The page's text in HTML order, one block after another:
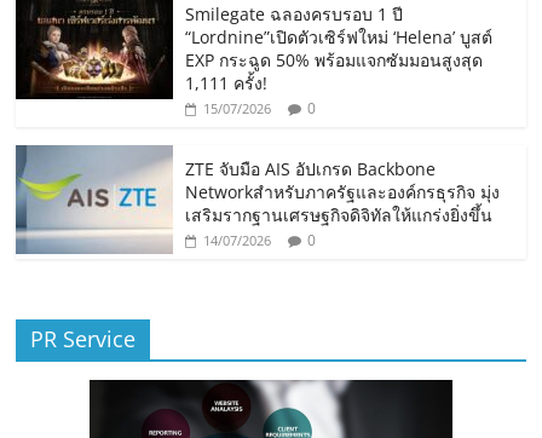
Smilegate ฉลองครบรอบ 1 ปี
“Lordnine”เปิดตัวเซิร์ฟใหม่ ‘Helena’ บูสต์
EXP กระฉูด 50% พร้อมแจกซัมมอนสูงสุด
1,111 ครั้ง!
15/07/2026 0
ZTE จับมือ AIS อัปเกรด Backbone
Networkสำหรับภาครัฐและองค์กรธุรกิจ มุ่ง
เสริมรากฐานเศรษฐกิจดิจิทัลให้แกร่งยิ่งขึ้น
14/07/2026 0
PR Service